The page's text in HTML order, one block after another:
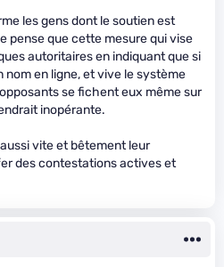
les gens dont le soutien est
pense que cette mesure qui vise
autoritaires en indiquant que si
nom en ligne, et vive le système
se fichent eux même sur
inopérante.
vite et bêtement leur
des contestations actives et